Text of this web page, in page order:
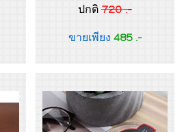
ปกติ 720 .-
ขายเพียง 485 .-